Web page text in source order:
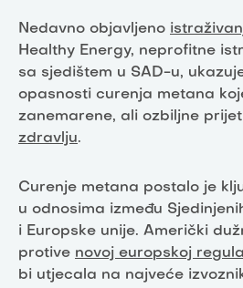
Nedavno objavljeno
Healthy Energy, neprofitne
sa sjedištem u SAD-u,
opasnosti curenja metana
zanemarene, ali ozbiljne
zdravlju.
Curenje metana postalo je
u odnosima između
i Europske unije. Američki
protive novoj europskoj
bi utjecala na najveće